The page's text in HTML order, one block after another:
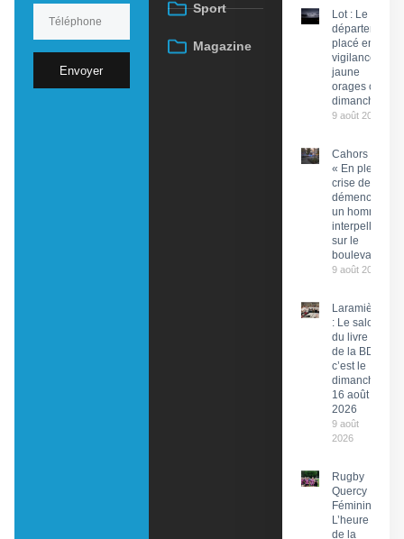
Envoyer
Sport
Magazine
Lot : Le
département
placé en
vigilance
jaune
orages ce
dimanche
9 août 2026
Cahors :
« En pleine
crise de
démence »,
un homme
interpellé
sur le
boulevard
9 août 2026
Laramière
: Le salon
du livre et
de la BD,
c’est le
dimanche
16 août
2026
9 août
2026
Rugby
Quercy
Féminin :
L’heure
de la